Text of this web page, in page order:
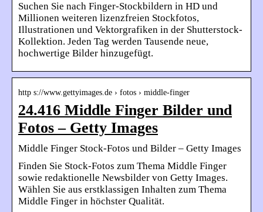
Suchen Sie nach Finger-Stockbildern in HD und
Millionen weiteren lizenzfreien Stockfotos,
Illustrationen und Vektorgrafiken in der Shutterstock-
Kollektion. Jeden Tag werden Tausende neue,
hochwertige Bilder hinzugefügt.
http s://www.gettyimages.de › fotos › middle-finger
24.416 Middle Finger Bilder und
Fotos – Getty Images
Middle Finger Stock-Fotos und Bilder – Getty Images
Finden Sie Stock-Fotos zum Thema Middle Finger
sowie redaktionelle Newsbilder von Getty Images.
Wählen Sie aus erstklassigen Inhalten zum Thema
Middle Finger in höchster Qualität.